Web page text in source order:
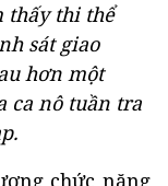
thấy thi thể
sát giao
hơn một
ca nô tuần tra
chức năng